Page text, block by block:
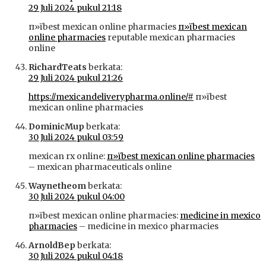
29 Juli 2024 pukul 21:18
п»їbest mexican online pharmacies п»їbest mexican
online pharmacies reputable mexican pharmacies
online
RichardTeats berkata:
29 Juli 2024 pukul 21:26
https://mexicandeliverypharma.online/# п»їbest
mexican online pharmacies
DominicMupberkata:
30 Juli 2024 pukul 03:59
mexican rx online: п»їbest mexican online pharmacies
– mexican pharmaceuticals online
Waynetheomberkata:
30 Juli 2024 pukul 04:00
п»їbest mexican online pharmacies: medicine in mexico
pharmacies – medicine in mexico pharmacies
ArnoldBepberkata:
30 Juli 2024 pukul 04:18